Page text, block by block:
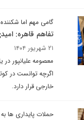
گامی مهم اما شکننده
تفاهم قاهره:
۲۱ شهریور ۱۴۰۴
معصومه علیانپور
اگرچه توانست در
خارجی قرار دارد.
حملات پایداری ها